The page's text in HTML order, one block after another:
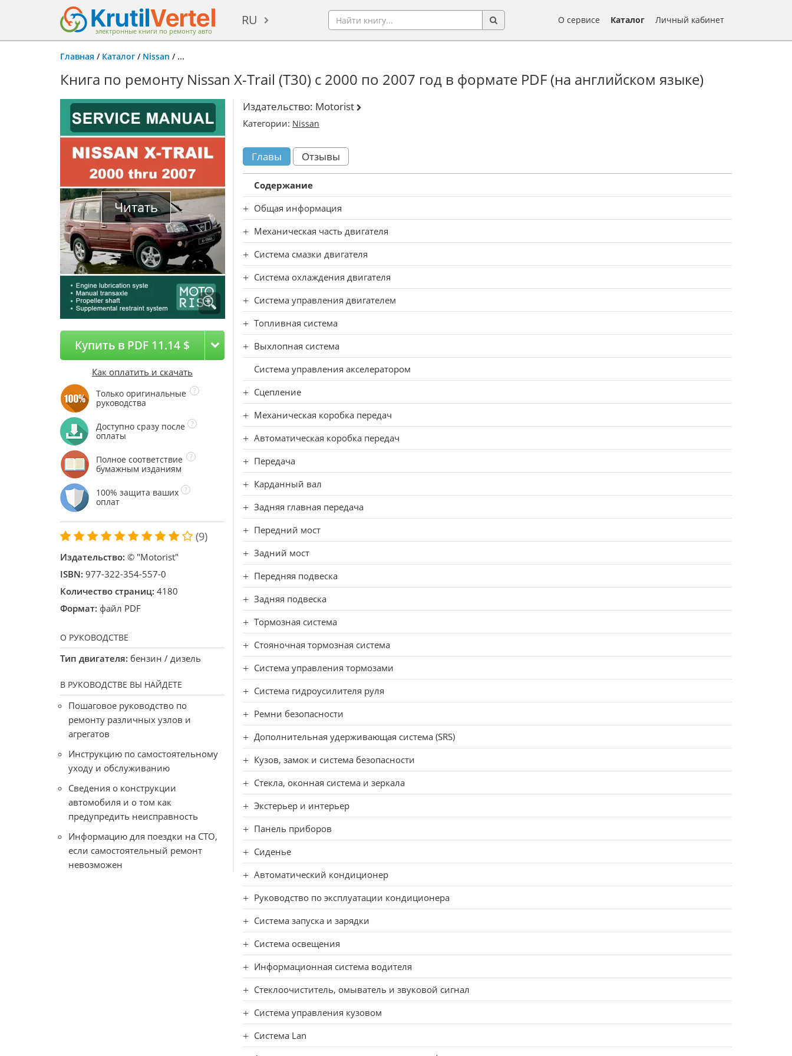
электронные книги по ремонту авто
RU О сервисе Каталог Личный кабинет
Главная / Каталог / Nissan / ...
Книга по ремонту Nissan X-Trail (T30) с 2000 по 2007 год в формате PDF (на английском языке)
Читать
Купить в PDF 11.14 $
Как оплатить и скачать
Только оригинальные
руководства
Доступно сразу после
оплаты
Полное соответствие
бумажным изданиям
100% защита ваших
оплат
(9)
Издательство: © "Motorist"
ISBN: 977-322-354-557-0
Количество страниц: 4180
Формат: файл PDF
О РУКОВОДСТВЕ
Тип двигателя: бензин / дизель
В РУКОВОДСТВЕ ВЫ НАЙДЕТЕ
Пошаговое руководство по
ремонту различных узлов и
агрегатов
Инструкцию по самостоятельному
уходу и обслуживанию
Сведения о конструкции
автомобиля и о том как
предупредить неисправность
Информацию для поездки на СТО,
если самостоятельный ремонт
невозможен
Издательство: Motorist
Категории: Nissan
Главы Отзывы
Содержание
Общая информация
Механическая часть двигателя
Система смазки двигателя
Система охлаждения двигателя
Система управления двигателем
Топливная система
Выхлопная система
Система управления акселератором
Сцепление
Механическая коробка передач
Автоматическая коробка передач
Передача
Карданный вал
Задняя главная передача
Передний мост
Задний мост
Передняя подвеска
Задняя подвеска
Тормозная система
Стояночная тормозная система
Система управления тормозами
Система гидроусилителя руля
Ремни безопасности
Дополнительная удерживающая система (SRS)
Кузов, замок и система безопасности
Стекла, оконная система и зеркала
Экстерьер и интерьер
Панель приборов
Сиденье
Автоматический кондиционер
Руководство по эксплуатации кондиционера
Система запуска и зарядки
Система освещения
Информационная система водителя
Стеклоочиститель, омыватель и звуковой сигнал
Система управления кузовом
Система Lan